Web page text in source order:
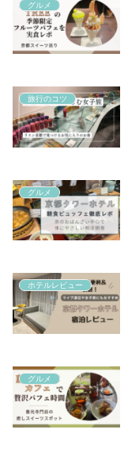
グルメ
旅行のコツ
グルメ
ホテルレビュー
グルメ